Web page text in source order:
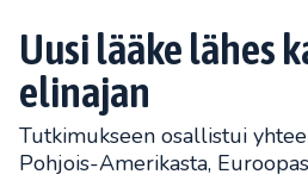
Uusi lääke lähes
elinajan
Tutkimukseen osallistui
Pohjois-Amerikasta,